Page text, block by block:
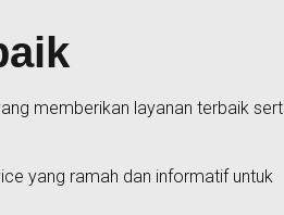
memberikan layanan terbaik
yang ramah dan informatif untuk